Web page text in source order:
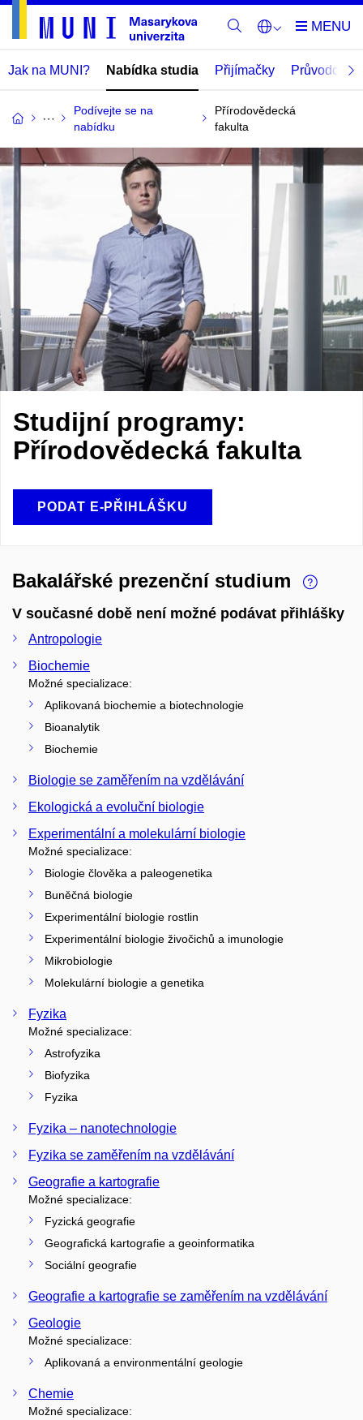
Jak na MUNI? Nabídka studia Přijímačky Průvodce
Podívejte se na
nabídku
Přírodovědecká
fakulta
Studijní programy:
Přírodovědecká fakulta
PODAT E-PŘIHLÁŠKU
Bakalářské prezenční studium
V současné době není možné podávat přihlášky
Antropologie
Biochemie
Možné specializace:
Aplikovaná biochemie a biotechnologie
Bioanalytik
Biochemie
Biologie se zaměřením na vzdělávání
Ekologická a evoluční biologie
Experimentální a molekulární biologie
Možné specializace:
Biologie člověka a paleogenetika
Buněčná biologie
Experimentální biologie rostlin
Experimentální biologie živočichů a imunologie
Mikrobiologie
Molekulární biologie a genetika
Fyzika
Možné specializace:
Astrofyzika
Biofyzika
Fyzika
Fyzika – nanotechnologie
Fyzika se zaměřením na vzdělávání
Geografie a kartografie
Možné specializace:
Fyzická geografie
Geografická kartografie a geoinformatika
Sociální geografie
Geografie a kartografie se zaměřením na vzdělávání
Geologie
Možné specializace:
Aplikovaná a environmentální geologie
Chemie
Možné specializace: